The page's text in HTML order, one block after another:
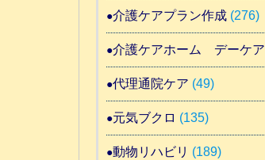
介護ケアプラン作成(276)
介護ケアホーム デーケア
代理通院ケア (49)
元気ブクロ (135)
動物リハビリ (189)